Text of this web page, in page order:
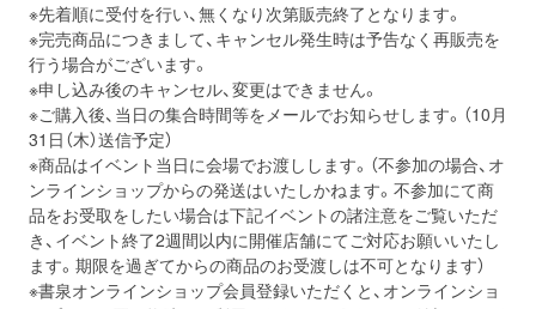
※先着順に受付を行い、無くなり次第販売終了となります。
※完売商品につきまして、キャンセル発生時は予告なく再販売を
行う場合がございます。
※申し込み後のキャンセル、変更はできません。
※ご購入後、当日の集合時間等をメールでお知らせします。（10月
31日（木）送信予定）
※商品はイベント当日に会場でお渡しします。（不参加の場合、オ
ンラインショップからの発送はいたしかねます。不参加にて商
品をお受取をしたい場合は下記イベントの諸注意をご覧いただ
き、イベント終了2週間以内に開催店舗にてご対応お願いいたし
ます。期限を過ぎてからの商品のお受渡しは不可となります）
※書泉オンラインショップ会員登録いただくと、オンラインショ